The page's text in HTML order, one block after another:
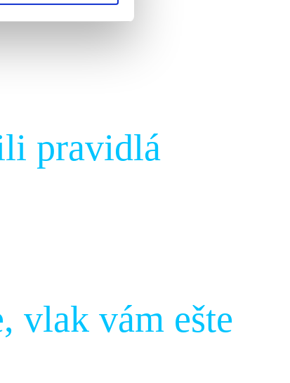
pravidlá
vlak vám ešte